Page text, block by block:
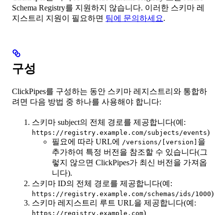
Schema Registry를 지원하지 않습니다. 이러한 스키마 레
지스트리 지원이 필요하면 팀에 문의하세요.
구성
ClickPipes를 구성하는 동안 스키마 레지스트리와 통합하
려면 다음 방법 중 하나를 사용해야 합니다:
스키마 subject의 전체 경로를 제공합니다(예:
https://registry.example.com/subjects/events)
필요에 따라 URL에
/versions/[version] 을
추가하여 특정 버전을 참조할 수 있습니다(그
렇지 않으면 ClickPipes가 최신 버전을 가져옵
니다).
스키마 ID의 전체 경로를 제공합니다(예:
https://registry.example.com/schemas/ids/1000)
스키마 레지스트리 루트 URL을 제공합니다(예:
https://registry.example.com)